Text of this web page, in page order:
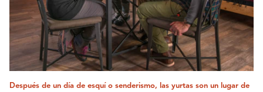
Después de un día de esquí o senderismo, las yurtas son un lugar de